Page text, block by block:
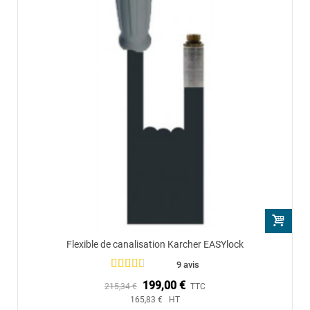
Flexible de canalisation Karcher EASYlock
9 avis
215,34 € 199,00 € TTC
165,83 € HT